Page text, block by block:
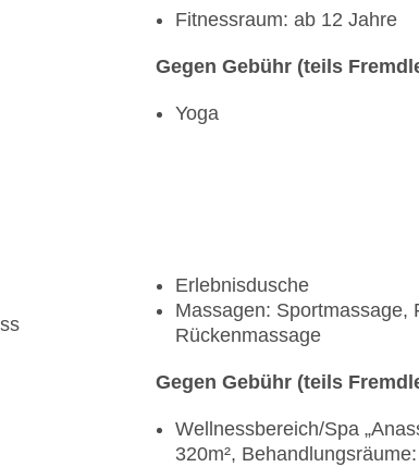
Fitnessraum: ab 12 Jahre
Gegen Gebühr (teils
Yoga
Erlebnisdusche
Massagen: Sportmassage,
Rückenmassage
Gegen Gebühr (teils
Wellnessbereich/Spa
320m²,